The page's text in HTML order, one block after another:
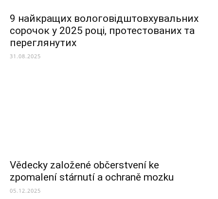
9 найкращих вологовідштовхувальних
сорочок у 2025 році, протестованих та
переглянутих
31.08.2025
Vědecky založené občerstvení ke
zpomalení stárnutí a ochraně mozku
05.12.2025